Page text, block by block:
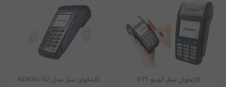
مشتریان بتوانند کارت خود را در اختیار فروشنده قرار دهد سپس بعد از
پرداخت کارت را به مشتری تحویل دهند . البته با توجه به اینکه کارت
ها ممکن است معناطیسی یا هوشمند باشند بنابراین این کارتها در دسته
بندی کارت هوشمند قرار می گیرند.
کارتخوان سیار آیزینو V71 کارتخوان سیار مدل NEXGO-G2